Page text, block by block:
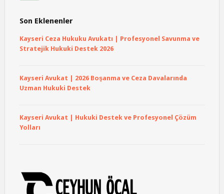
Son Eklenenler
Kayseri Ceza Hukuku Avukatı | Profesyonel Savunma ve
Stratejik Hukuki Destek 2026
Kayseri Avukat | 2026 Boşanma ve Ceza Davalarında
Uzman Hukuki Destek
Kayseri Avukat | Hukuki Destek ve Profesyonel Çözüm
Yolları